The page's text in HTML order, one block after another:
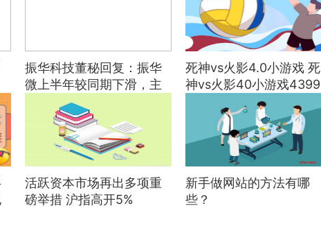
振华科技董秘回复：振华
微上半年较同期下滑，主
要原因：一是该板块生产
周期相对较长，上半年部
分订单尚未交付
死神vs火影4.0小游戏 死
神vs火影40小游戏4399
活跃资本市场再出多项重
磅举措 沪指高开5%
新手做网站的方法有哪
些？